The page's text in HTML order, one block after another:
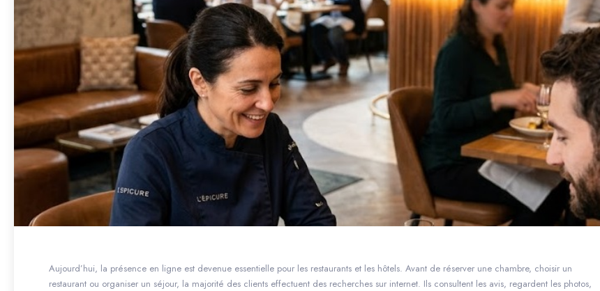
Aujourd’hui, la présence en ligne est devenue essentielle pour les restaurants et les hôtels. Avant de réserver une chambre, choisir un
restaurant ou organiser un séjour, la majorité des clients effectuent des recherches sur internet. Ils consultent les avis, regardent les photos,